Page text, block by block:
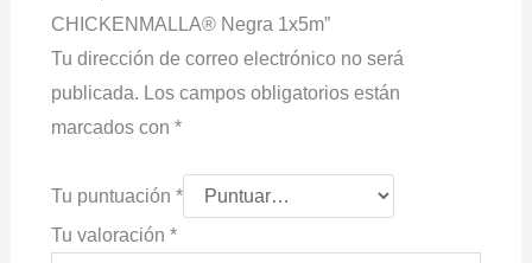
CHICKENMALLA® Negra 1x5m”
Tu dirección de correo electrónico no será
publicada. Los campos obligatorios están
marcados con *
Tu puntuación *
Tu valoración *